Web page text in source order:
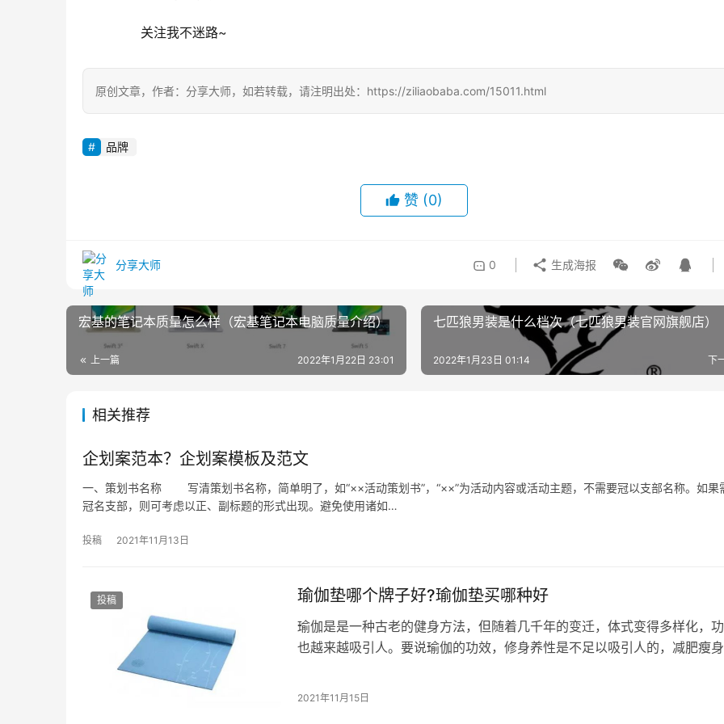
	  关注我不迷路~
原创文章，作者：分享大师，如若转载，请注明出处：https://ziliaobaba.com/15011.html
品牌
赞 (0)
分享大师 0 生成海报
宏基的笔记本质量怎么样（宏基笔记本电脑质量介绍）
上一篇 2022年1月22日 23:01
七匹狼男装是什么档次（七匹狼男装官网旗舰店）
下
2022年1月23日 01:14
相关推荐
企划案范本？企划案模板及范文
一、策划书名称 写清策划书名称，简单明了，如“××活动策划书”，“××”为活动内容或活动主题，不需要冠以支部名称。如果
冠名支部，则可考虑以正、副标题的形式出现。避免使用诸如…
投稿 2021年11月13日
投稿 瑜伽垫哪个牌子好?瑜伽垫买哪种好
瑜伽是是一种古老的健身方法，但随着几千年的变迁，体式变得多样化，
也越来越吸引人。要说瑜伽的功效，修身养性是不足以吸引人的，减肥瘦
2021年11月15日